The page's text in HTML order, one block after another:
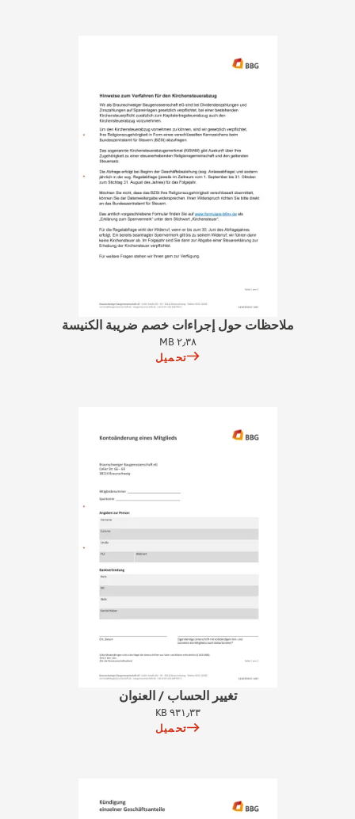
ملاحظات حول إجراءات خصم ضريبة الكنيسة
٢٫٣٨ MB
تحميل
تغيير الحساب / العنوان
٩٣١٫٣٣ KB
تحميل